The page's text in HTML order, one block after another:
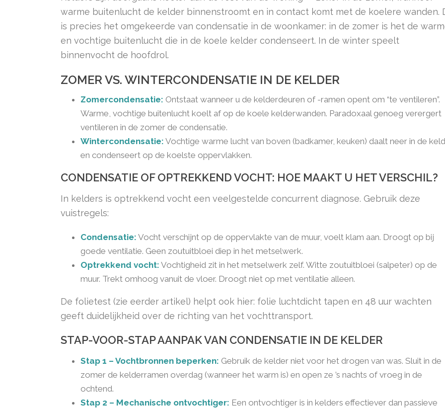
warme buitenlucht de kelder binnenstroomt en in contact komt met de koelere wanden.
is precies het omgekeerde van condensatie in de woonkamer: in de zomer is het de
en vochtige buitenlucht die in de koele kelder condenseert. In de winter speelt
binnenvocht de hoofdrol.
ZOMER VS. WINTERCONDENSATIE IN DE KELDER
Zomercondensatie: Ontstaat wanneer u de kelderdeuren of -ramen opent om “te ventileren”.
Warme, vochtige buitenlucht koelt af op de koele kelderwanden. Paradoxaal genoeg verergert
ventileren in de zomer de condensatie.
Wintercondensatie: Vochtige warme lucht van boven (badkamer, keuken) daalt neer in de
en condenseert op de koelste oppervlakken.
CONDENSATIE OF OPTREKKEND VOCHT: HOE MAAKT U HET VERSCHIL?
In kelders is optrekkend vocht een veelgestelde concurrent diagnose. Gebruik deze
vuistregels:
Condensatie: Vocht verschijnt op de oppervlakte van de muur, voelt klam aan. Droogt op bij
goede ventilatie. Geen zoutuitbloei diep in het metselwerk.
Optrekkend vocht: Vochtigheid zit in het metselwerk zelf. Witte zoutuitbloei (salpeter) op de
muur. Trekt omhoog vanuit de vloer. Droogt niet op met ventilatie alleen.
De folietest (zie eerder artikel) helpt ook hier: folie luchtdicht tapen en 48 uur wachten
geeft duidelijkheid over de richting van het vochttransport.
STAP-VOOR-STAP AANPAK VAN CONDENSATIE IN DE KELDER
Stap 1 – Vochtbronnen beperken: Gebruik de kelder niet voor het drogen van was. Sluit in de
zomer de kelderramen overdag (wanneer het warm is) en open ze ’s nachts of vroeg in de
ochtend.
Stap 2 – Mechanische ontvochtiger: Een ontvochtiger is in kelders effectiever dan passieve